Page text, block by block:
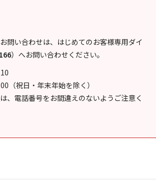
問い合わせは、はじめてのお客様専用ダイ
） へお問い合わせください。
（祝日・年末年始を除く）
、電話番号をお間違えのないようご注意く